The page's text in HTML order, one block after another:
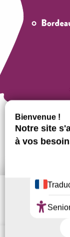
Mentions